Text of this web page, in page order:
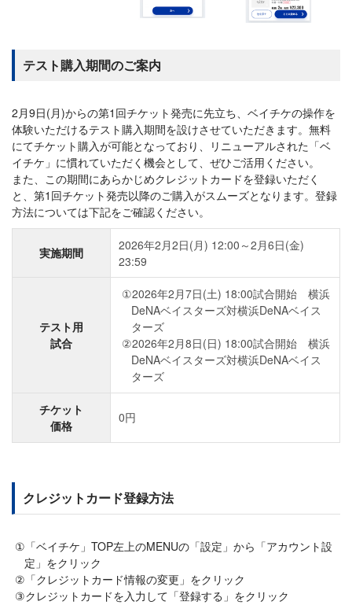
テスト購入期間のご案内
2月9日(月)からの第1回チケット発売に先立ち、ベイチケの操作を
体験いただけるテスト購入期間を設けさせていただきます。無料
にてチケット購入が可能となっており、リニューアルされた「ベ
イチケ」に慣れていただく機会として、ぜひご活用ください。
また、この期間にあらかじめクレジットカードを登録いただく
と、第1回チケット発売以降のご購入がスムーズとなります。登録
方法については下記をご確認ください。
実施期間
2026年2月2日(月) 12:00～2月6日(金)
23:59
テスト用
試合
2026年2月7日(土) 18:00試合開始 横浜
DeNAベイスターズ対横浜DeNAベイス
ターズ
2026年2月8日(日) 18:00試合開始 横浜
DeNAベイスターズ対横浜DeNAベイス
ターズ
チケット
価格
0円
クレジットカード登録方法
「ベイチケ」TOP左上のMENUの「設定」から「アカウント設
定」をクリック
「クレジットカード情報の変更」をクリック
クレジットカードを入力して「登録する」をクリック